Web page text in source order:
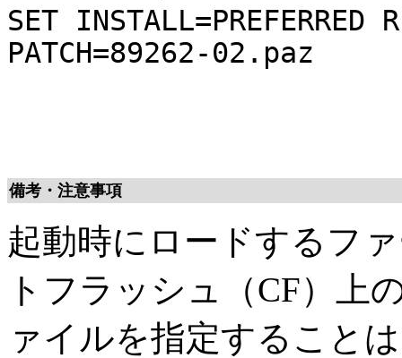
SET
PATCH=89262-02.paz
備考・注意事項
起動時にロードするフ
トフラッシュ（CF）上
ァイルを指定すること